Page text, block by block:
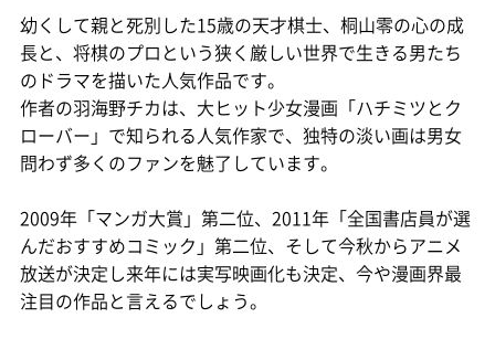
幼くして親と死別した15歳の天才棋士、桐山零の心の成
長と、将棋のプロという狭く厳しい世界で生きる男たち
のドラマを描いた人気作品です。
作者の羽海野チカは、大ヒット少女漫画「ハチミツとク
ローバー」で知られる人気作家で、独特の淡い画は男女
問わず多くのファンを魅了しています。
2009年「マンガ大賞」第二位、2011年「全国書店員が選
んだおすすめコミック」第二位、そして今秋からアニメ
放送が決定し来年には実写映画化も決定、今や漫画界最
注目の作品と言えるでしょう。